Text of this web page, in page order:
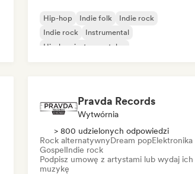
Hip-hop Indie folk
Indie rock
Indie rock
Instrumental
Hip-hop instrumentalny
Pravda Records
Wytwórnia
> 800 udzielonych odpowiedzi
Rock alternatywnyDream popElektronika
GospelIndie rock
Podpisz umowę z artystami lub wydaj ich
muzykę